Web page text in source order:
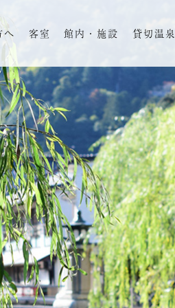
へ 客室 館内・施設 貸切温泉